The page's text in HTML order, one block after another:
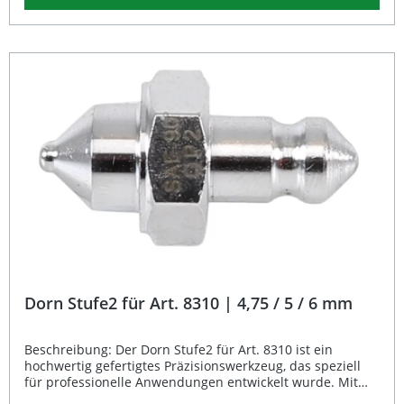
Einsatz. Präzise Fertigung nach DIN für exakte Passform
Ideal als Ersatzdorn für Art. 8310 Durchmesser 4,75 mm &
g Hochwertige Materialqualität für langlebige Nutzung
Lieferumfang: 1× Dorn DIN für Art. 8310 (4,75 mm & 5 mm)
Dorn Stufe2 für Art. 8310 | 4,75 / 5 / 6 mm
Beschreibung: Der Dorn Stufe2 für Art. 8310 ist ein
hochwertig gefertigtes Präzisionswerkzeug, das speziell
für professionelle Anwendungen entwickelt wurde. Mit